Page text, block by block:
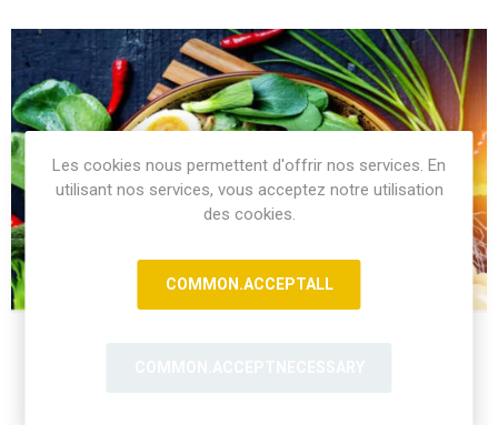
Les cookies nous permettent d'offrir nos services. En
utilisant nos services, vous acceptez notre utilisation
des cookies.
COMMON.ACCEPTALL